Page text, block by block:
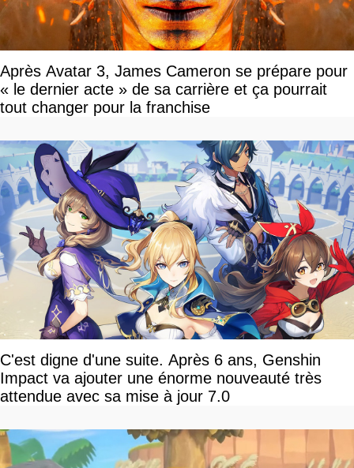
Après Avatar 3, James Cameron se prépare pour
« le dernier acte » de sa carrière et ça pourrait
tout changer pour la franchise
C'est digne d'une suite. Après 6 ans, Genshin
Impact va ajouter une énorme nouveauté très
attendue avec sa mise à jour 7.0